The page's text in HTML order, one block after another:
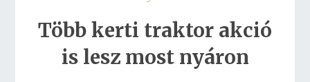
Több kerti traktor akció
is lesz most nyáron